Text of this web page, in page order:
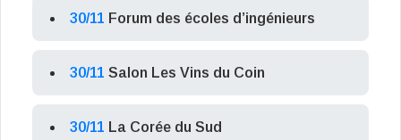
30/11 Forum des écoles d’ingénieurs
30/11 Salon Les Vins du Coin
30/11 La Corée du Sud